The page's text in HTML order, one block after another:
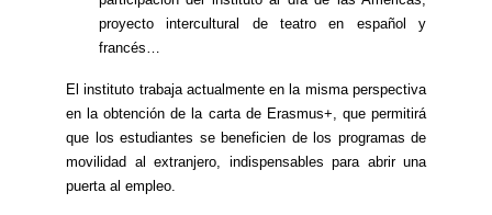
proyecto intercultural de teatro en español y
francés…
El instituto trabaja actualmente en la misma perspectiva
en la obtención de la carta de Erasmus+, que permitirá
que los estudiantes se beneficien de los programas de
movilidad al extranjero, indispensables para abrir una
puerta al empleo.